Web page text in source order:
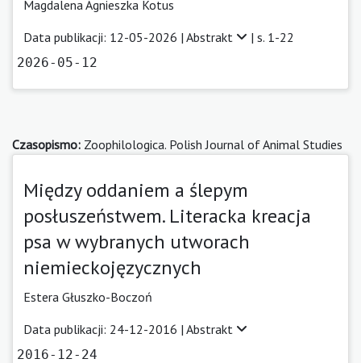
Magdalena Agnieszka Kotus
Data publikacji: 12-05-2026 | Abstrakt | s. 1-22
2026-05-12
Czasopismo: Zoophilologica. Polish Journal of Animal Studies
Między oddaniem a ślepym
posłuszeństwem. Literacka kreacja
psa w wybranych utworach
niemieckojęzycznych
Estera Głuszko-Boczoń
Data publikacji: 24-12-2016 | Abstrakt
2016-12-24